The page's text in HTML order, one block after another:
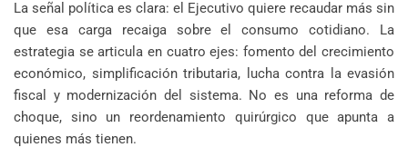
La señal política es clara: el Ejecutivo quiere recaudar más sin
que esa carga recaiga sobre el consumo cotidiano. La
estrategia se articula en cuatro ejes: fomento del crecimiento
económico, simplificación tributaria, lucha contra la evasión
fiscal y modernización del sistema. No es una reforma de
choque, sino un reordenamiento quirúrgico que apunta a
quienes más tienen.